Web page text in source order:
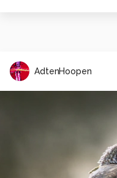
AdtenHoopen